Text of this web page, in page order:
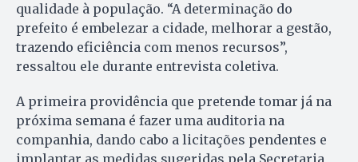
qualidade à população. “A determinação do
prefeito é embelezar a cidade, melhorar a gestão,
trazendo eficiência com menos recursos”,
ressaltou ele durante entrevista coletiva.
A primeira providência que pretende tomar já na
próxima semana é fazer uma auditoria na
companhia, dando cabo a licitações pendentes e